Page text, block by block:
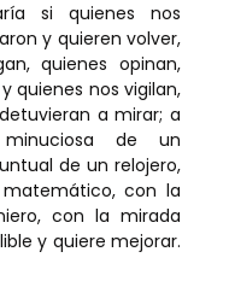
si quienes nos
y quieren volver,
quienes opinan,
quienes nos vigilan,
a mirar; a
de un
de un relojero,
con la
con la mirada
y quiere mejorar.